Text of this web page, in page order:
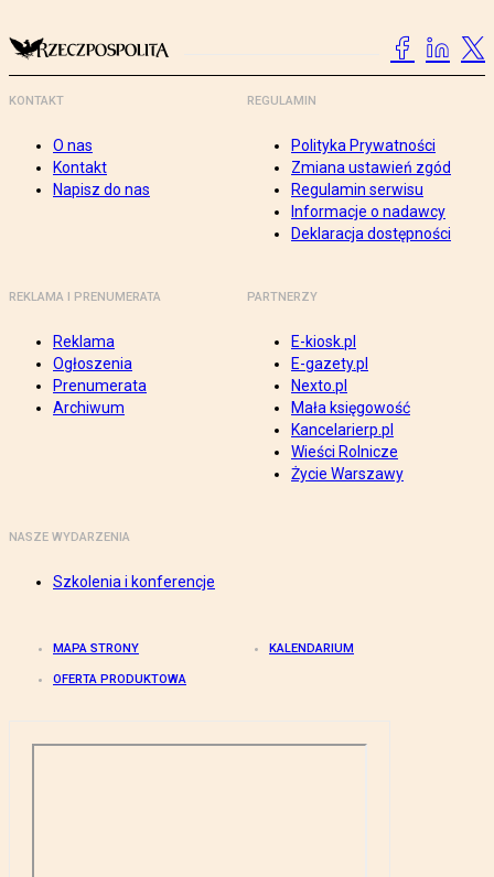
KONTAKT
O nas
Kontakt
Napisz do nas
REGULAMIN
Polityka Prywatności
Zmiana ustawień zgód
Regulamin serwisu
Informacje o nadawcy
Deklaracja dostępności
REKLAMA I PRENUMERATA
Reklama
Ogłoszenia
Prenumerata
Archiwum
PARTNERZY
E-kiosk.pl
E-gazety.pl
Nexto.pl
Mała księgowość
Kancelarierp.pl
Wieści Rolnicze
Życie Warszawy
NASZE WYDARZENIA
Szkolenia i konferencje
MAPA STRONY KALENDARIUM
OFERTA PRODUKTOWA